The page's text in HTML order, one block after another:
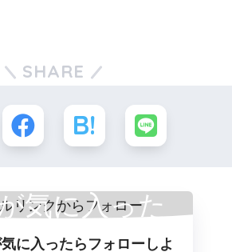
SHARE
気に入った
に入ったらフォローしよ